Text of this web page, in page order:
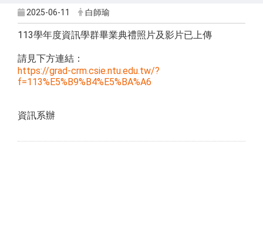
2025-06-11 白師瑜
113學年度資訊學群畢業典禮照片及影片已上傳
請見下方連結：
https://grad-crm.csie.ntu.edu.tw/?
f=113%E5%B9%B4%E5%BA%A6
資訊系辦